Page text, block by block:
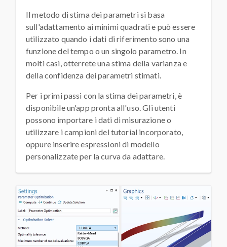
Il metodo di stima dei parametri si basa
sull'adattamento ai minimi quadrati e può essere
utilizzato quando i dati di riferimento sono una
funzione del tempo o un singolo parametro. In
molti casi, otterrete una stima della varianza e
della confidenza dei parametri stimati.
Per i primi passi con la stima dei parametri, è
disponibile un'app pronta all'uso. Gli utenti
possono importare i dati di misurazione o
utilizzare i campioni del tutorial incorporato,
oppure inserire espressioni di modello
personalizzate per la curva da adattare.